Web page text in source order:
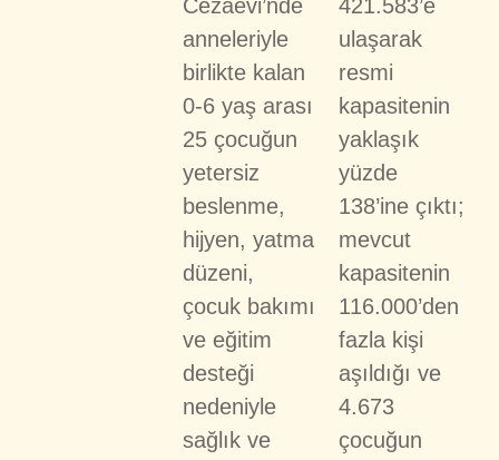
Cezaevi’nde
anneleriyle
birlikte kalan
0-6 yaş arası
25 çocuğun
yetersiz
beslenme,
hijyen, yatma
düzeni,
çocuk bakımı
ve eğitim
desteği
nedeniyle
sağlık ve
421.583’e
ulaşarak
resmi
kapasitenin
yaklaşık
yüzde
138’ine çıktı;
mevcut
kapasitenin
116.000’den
fazla kişi
aşıldığı ve
4.673
çocuğun